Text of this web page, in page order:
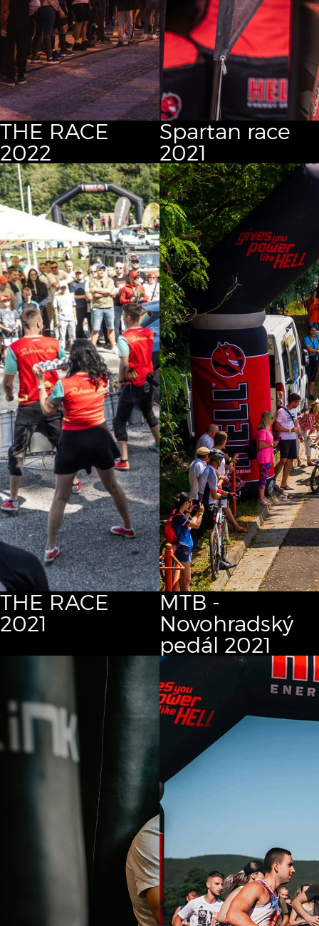
THE RACE
2022
Spartan race
2021
THE RACE
2021
MTB -
Novohradský
pedál 2021